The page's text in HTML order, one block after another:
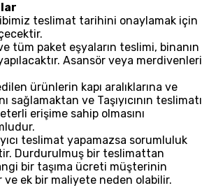
teslimat tarihini onaylamak için
tüm paket eşyaların teslimi, binanın
Asansör veya merdivenleri
ürünlerin kapı aralıklarına ve
sağlamaktan ve Taşıyıcının teslimatı
erişime sahip olmasını
teslimat yapamazsa sorumluluk
Durdurulmuş bir teslimattan
bir taşıma ücreti müşterinin
ve ek bir maliyete neden olabilir.